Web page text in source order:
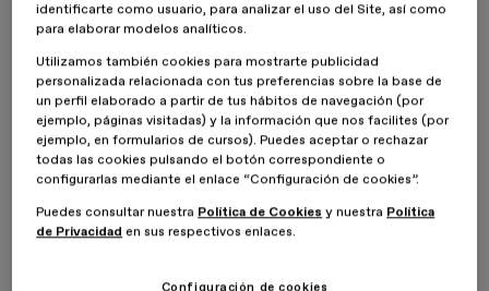
Inicio ESDESIGNERS Así fue LOOM
El pasado sábado 4 de mayo acompañamos en su2º edición
a LOOM festival que se llevó a cabo mediante un recorrido
identificarte como usuario, para analizar el uso del Site, así como
para elaborar modelos analíticos.
Utilizamos también cookies para mostrarte publicidad
personalizada relacionada con tus preferencias sobre la base de
un perfil elaborado a partir de tus hábitos de navegación (por
ejemplo, páginas visitadas) y la información que nos facilites (por
ejemplo, en formularios de cursos). Puedes aceptar o rechazar
todas las cookies pulsando el botón correspondiente o
configurarlas mediante el enlace “Configuración de cookies”.
Puedes consultar nuestra Política de Cookies y nuestra Política
de Privacidad en sus respectivos enlaces.
Configuración de cookies